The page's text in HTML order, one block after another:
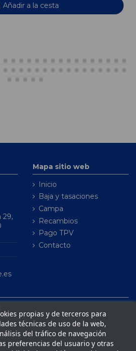
Añadir a la cesta
29,
Mapa sitio web
Inicio
Baja y tasaciones
Campa
Recambios
Pago TPV
Contacto
propias y de terceros para
técnicas de uso de la web,
del tráfico de navegación
preferencias del usuario y otras